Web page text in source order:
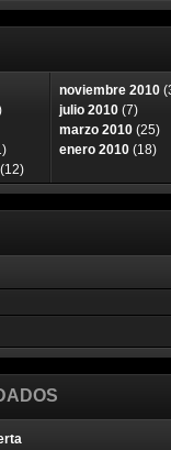
noviembre 2010
julio 2010 (7)
marzo 2010 (25)
enero 2010 (18)
(12)